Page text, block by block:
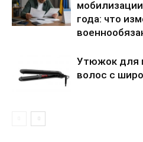
года: что
Утюжок для
волос с